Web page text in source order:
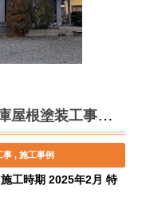
蓮田市 グレー系 外壁塗装/ 倉庫屋根塗装工事 K様邸
事 施工事例
工時期 2025年2月 特